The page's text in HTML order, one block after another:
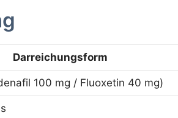
Darreichungsform
100 mg / Fluoxetin 40 mg)